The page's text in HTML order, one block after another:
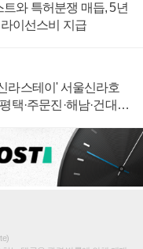
와 특허분쟁 매듭, 5년
이선스비 지급
라스테이' 서울신라호
택·주문진·해남·건대로